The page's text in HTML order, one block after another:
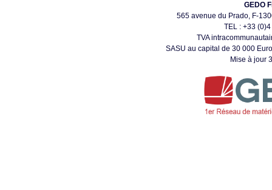
GEDO
565 avenue du Prado, F-
TEL : +33
TVA
SASU au capital de 30 000
Mise à jour